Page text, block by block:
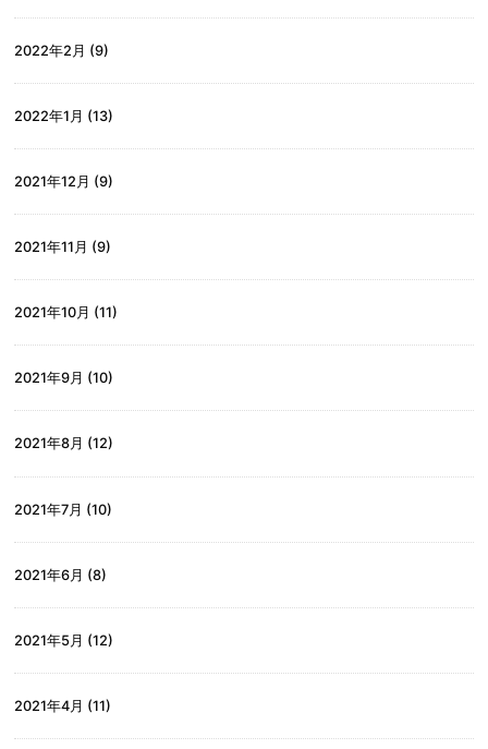
2022年2月 (9)
2022年1月 (13)
2021年12月 (9)
2021年11月 (9)
2021年10月 (11)
2021年9月 (10)
2021年8月 (12)
2021年7月 (10)
2021年6月 (8)
2021年5月 (12)
2021年4月 (11)